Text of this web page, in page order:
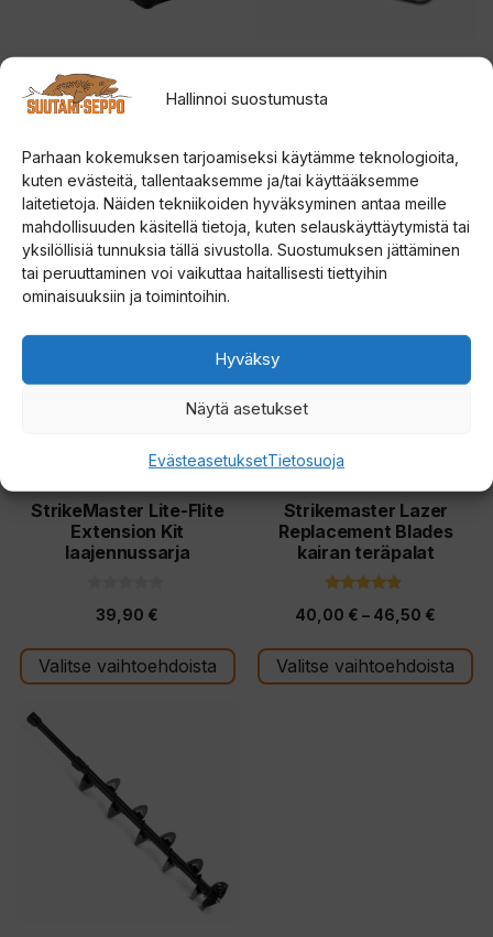
Hallinnoi suostumusta
Parhaan kokemuksen tarjoamiseksi käytämme teknologioita,
kuten evästeitä, tallentaaksemme ja/tai käyttääksemme
laitetietoja. Näiden tekniikoiden hyväksyminen antaa meille
mahdollisuuden käsitellä tietoja, kuten selauskäyttäytymistä tai
yksilöllisiä tunnuksia tällä sivustolla. Suostumuksen jättäminen
tai peruuttaminen voi vaikuttaa haitallisesti tiettyihin
ominaisuuksiin ja toimintoihin.
Hyväksy
Näytä asetukset
EvästeasetuksetTietosuoja
Strikemaster Lithium 40V
Battery 5Ah lithium ION
akku
0
5
:
s
ä
229,00 €
Lisää ostoskoriin
Spare Blades kairan
teräpalat
5.00
5:stä
32,00€ – 35,00
32,00
-
35,00
Valitse vaihtoehdoista
sivulla.
StrikeMaster Lite-Flite
Extension Kit
laajennussarja
s
t
ä
39,90 €
Valitse vaihtoehdoista
Tällä
tuotteella
on
muunnelma.
tuotteen
Strikemaster Lazer
Replacement Blades
kairan teräpalat
5:stä
40,00 € – 46,50 €
-
Valitse vaihtoehdoista
Tällä
on
useampi
muunnelma.
Voit
tehdä
tuotteen
sivulla.
Tällä
tuotteella